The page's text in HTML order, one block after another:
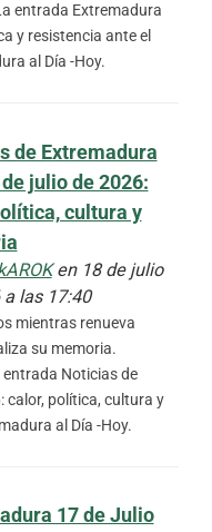
entrada Extremadura
y resistencia ante el
al Día -Hoy.
de Extremadura
de julio de 2026:
cultura y
en 18 de julio
a las 17:40
mientras renueva
su memoria.
entrada Noticias de
calor, política, cultura y
al Día -Hoy.
17 de Julio